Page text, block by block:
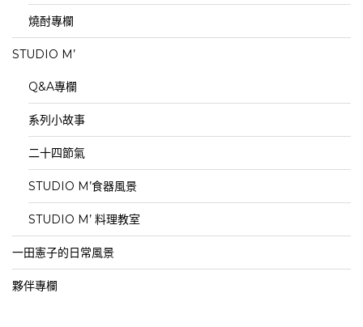
燒酎專欄
STUDIO M’
Q&A專欄
系列小故事
二十四節氣
STUDIO M’食器風景
STUDIO M’ 料理教室
一田憲子的日常風景
夥伴專欄